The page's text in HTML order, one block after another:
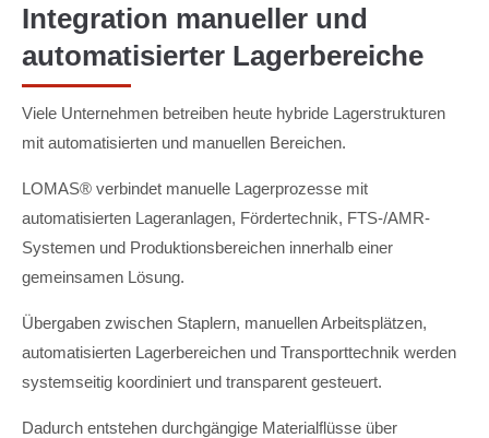
Integration manueller und
automatisierter Lagerbereiche
Viele Unternehmen betreiben heute hybride Lagerstrukturen
mit automatisierten und manuellen Bereichen.
LOMAS® verbindet manuelle Lagerprozesse mit
automatisierten Lageranlagen, Fördertechnik, FTS-/AMR-
Systemen und Produktionsbereichen innerhalb einer
gemeinsamen Lösung.
Übergaben zwischen Staplern, manuellen Arbeitsplätzen,
automatisierten Lagerbereichen und Transporttechnik werden
systemseitig koordiniert und transparent gesteuert.
Dadurch entstehen durchgängige Materialflüsse über